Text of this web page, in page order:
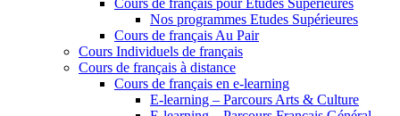
Cours de français pour Études Supérieures
Nos programmes Etudes Supérieures
Cours de français Au Pair
Cours Individuels de français
Cours de français à distance
Cours de français en e-learning
E-learning – Parcours Arts & Culture